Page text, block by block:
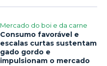
Mercado do boi e da carne
Consumo favorável e
escalas curtas sustentam
gado gordo e
impulsionam o mercado